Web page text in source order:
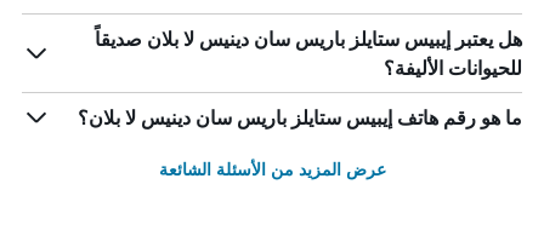
هل يعتبر إيبيس ستايلز باريس سان دينيس لا بلان صديقاً
للحيوانات الأليفة؟
ما هو رقم هاتف إيبيس ستايلز باريس سان دينيس لا بلان؟
عرض المزيد من الأسئلة الشائعة